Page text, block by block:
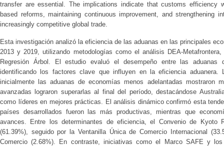
transfer are essential. The implications indicate that customs efficiency
based reforms, maintaining continuous improvement, and strengthening
increasingly competitive global trade.
Esta investigación analizó la eficiencia de las aduanas en las principales
2013 y 2019, utilizando metodologías como el análisis DEA-
Regresión Árbol. El estudio evaluó el desempeño entre las aduanas
identificando los factores clave que influyen en la eficiencia aduanera.
inicialmente las aduanas de economías menos adelantadas mostraron
avanzadas lograron superarlas al final del período, destacándose
como líderes en mejores prácticas. El análisis dinámico confirmó esta
países desarrollados fueron las más productivas, mientras que
avances. Entre los determinantes de eficiencia, el Convenio de Kyoto
(61.39%), seguido por la Ventanilla Única de Comercio Internacional
Comercio (2.68%). En contraste, iniciativas como el Marco SAFE y